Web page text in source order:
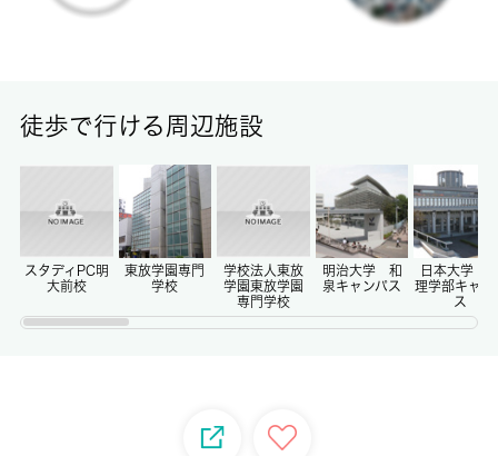
2階 / 5階建
-/-
権利金/雑費
徒歩で行ける周辺施設
スタディPC明
大前校
東放学園専門
学校
学校法人東放
学園東放学園
専門学校
明治大学 和
泉キャンパス
日本大学
理学部キャン
ス